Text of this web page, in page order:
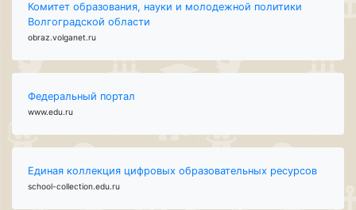
Комитет образования, науки и молодежной политики
Волгоградской области
obraz.volganet.ru
Федеральный портал
www.edu.ru
Единая коллекция цифровых образовательных ресурсов
school-collection.edu.ru